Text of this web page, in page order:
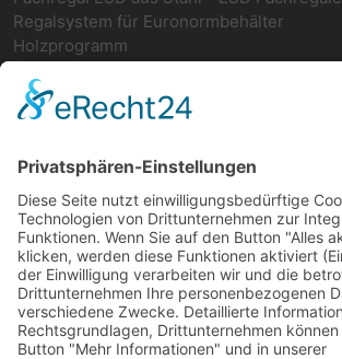
Regalsystem für Euronormbehälter
Holzprogramm
Netzwerk
Ergonomie
Deutsches ESD-Netzwerk
FIFO-Regale
FIFO-GRUNDREGAL
FIFO-Anbauregal
FIFO-Rückführung